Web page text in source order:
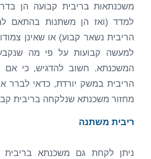
משכנתאות בריבית קבועה הן
למדד (ואז הן משתנות בהתאם
הריבית נשאר קבוע) או שאינן
למעשה קבועות על פי מה
המשכנתא. חשוב להדגיש, כי אם
הריבית במשק יורדת, כדאי לברר
מחזור משכנתא שנלקחה בריבית
ריבית משתנה
ניתן לקחת גם משכנתא